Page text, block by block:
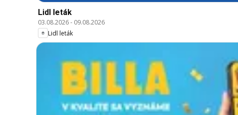
Lidl leták
03.08.2026- 09.08.2026
Lidl leták